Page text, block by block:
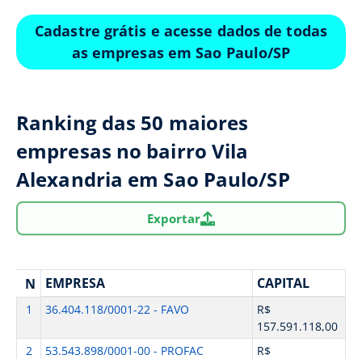
Cadastre grátis e acesse dados de todas
as empresas em Sao Paulo/SP
Ranking das 50 maiores
empresas no bairro Vila
Alexandria em Sao Paulo/SP
Exportar
N EMPRESA CAPITAL
1 36.404.118/0001-22 - FAVO
R$
157.591.118,00
2
53.543.898/0001-00 - PROFAC
R$